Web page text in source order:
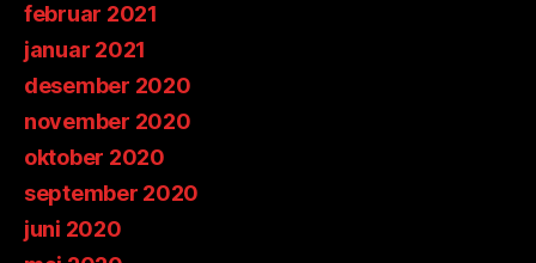
februar 2021
januar 2021
desember 2020
november 2020
oktober 2020
september 2020
juni 2020